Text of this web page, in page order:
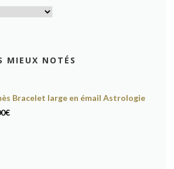
MIEUX NOTÉS
Bracelet large en émail Astrologie
€